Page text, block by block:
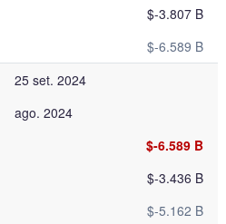
$-3.807 B
$-6.589 B
25 set. 2024
ago. 2024
$-6.589 B
$-3.436 B
$-5.162 B